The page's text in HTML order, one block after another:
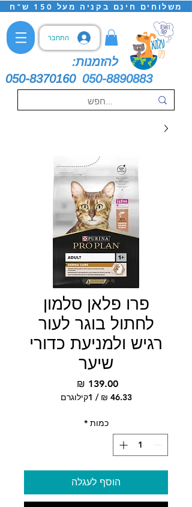
משלוחים חינם בקניה מעל 150 ש"ח
התחבר
להזמנות:
050-8370160 050-8890883
פרו פלאן סלמון
לחתול בוגר לעור
רגיש ולמניעת כדורי
שיער
‏46.33 ‏₪
/ 1קילוגרם
לכלכמות *
הוסף לעגלה